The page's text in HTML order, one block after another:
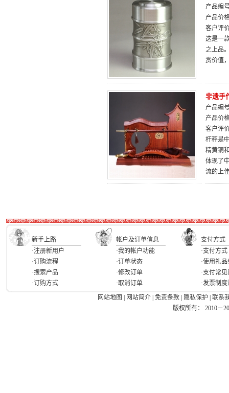
产品编
产品价
客户评
这是一
之上品
赏价值
非遗手
产品编
产品价
客户评
杆秤是
精黄铜
体现了
流的上
新手上路 帐户及订单信息
支付方式
·注册新用户
·订购流程
·搜索产品
·订购方式
·我的帐户功能
·订单状态
·修改订单
·取消订单
·支付方式
·使用礼品
·支付常
·发票制
网站地图
网站简介 免责条款 隐私保护
联系
版权所有： 2010－